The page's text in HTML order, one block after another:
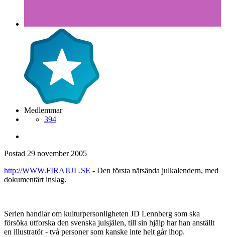
Medlemmar
394
Postad 29 november 2005
http://WWW.FIRAJUL.SE - Den första nätsända julkalendern, med
dokumentärt inslag.
Serien handlar om kulturpersonligheten JD Lennberg som ska
försöka utforska den svenska julsjälen, till sin hjälp har han anställt
en illustratör - två personer som kanske inte helt går ihop.